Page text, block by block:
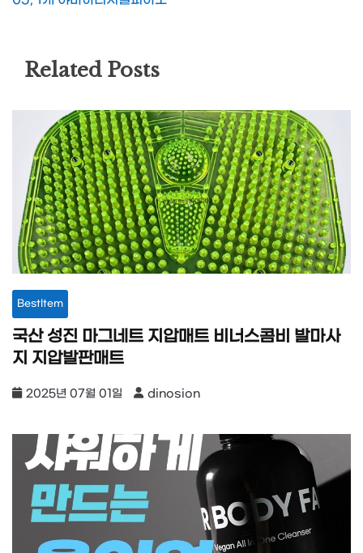
Related Posts
BestItem
국산 성진 마그네트 지압매트 비너스콤비 발마사
지 지압발판매트
2025년 07월 01일 dinosion